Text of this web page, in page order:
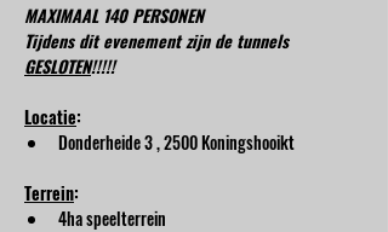
MAXIMAAL 140 PERSONEN
Tijdens dit evenement zijn de tunnels
GESLOTEN!!!!!
Locatie:
Donderheide 3 , 2500 Koningshooikt
Terrein:
4ha speelterrein